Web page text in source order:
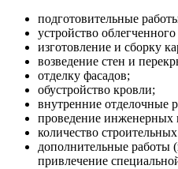
подготовительные
устройство
изготовление и сборку
возведение стен и
отделку фасадов;
обустройство кровли;
внутренние отделочные
проведение инженерных
количество
дополнительные работы
привлечение